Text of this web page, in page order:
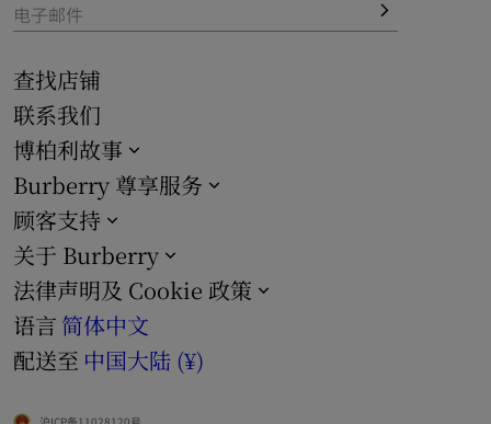
电子邮件
查找店铺
联系我们
博柏利故事
Burberry 尊享服务
顾客支持
关于 Burberry
法律声明及 Cookie 政策
语言 简体中文
配送至 中国大陆 (¥)